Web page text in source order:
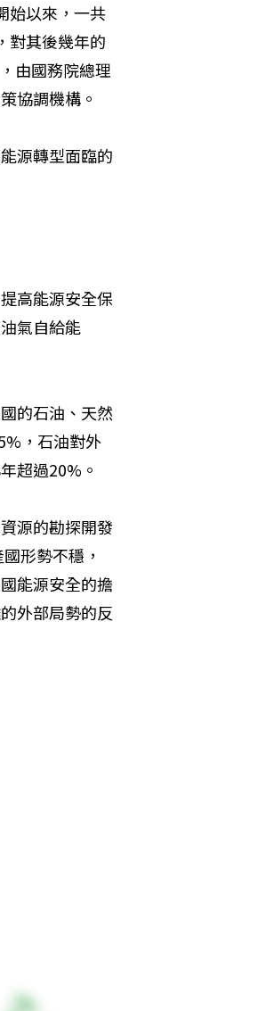
始以來，一共
對其後幾年的
由國務院總理
協調機構。
源轉型面臨的
高能源安全保
氣自給能
的石油、天然
，石油對外
超過20%。
源的勘探開發
形勢不穩，
能源安全的擔
外部局勢的反